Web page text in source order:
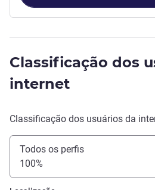
Classificação dos
internet
Classificação dos usuários da
Todos os perfis
100%